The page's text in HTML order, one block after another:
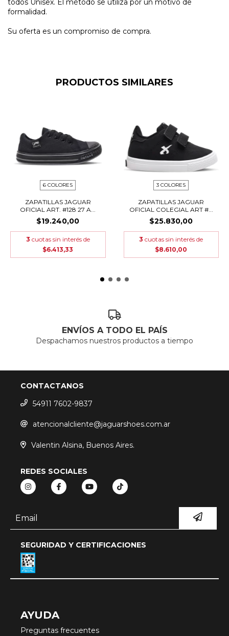
formalidad.
Su oferta es un compromiso de compra.
PRODUCTOS SIMILARES
6 COLORES
ZAPATILLAS JAGUAR
OFICIAL ART. #128 27 A...
$19.240,00
3 cuotas sin interés de
$6.413,33
3 COLORES
ZAPATILLAS JAGUAR
OFICIAL COLEGIAL ART #...
$25.830,00
3 cuotas sin interés de
$8.610,00
ENVÍOS A TODO EL PAÍS
Despachamos nuestros productos a tiempo
CONTACTANOS
54911 7602-9837
atencionalcliente@jaguarshoes.com.ar
Valentin Alsina, Buenos Aires.
REDES SOCIALES
SEGURIDAD Y CERTIFICACIONES
AYUDA
Preguntas frecuentes